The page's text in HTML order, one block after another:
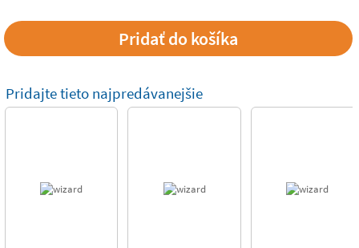
Pridajte tieto najpredávanejšie